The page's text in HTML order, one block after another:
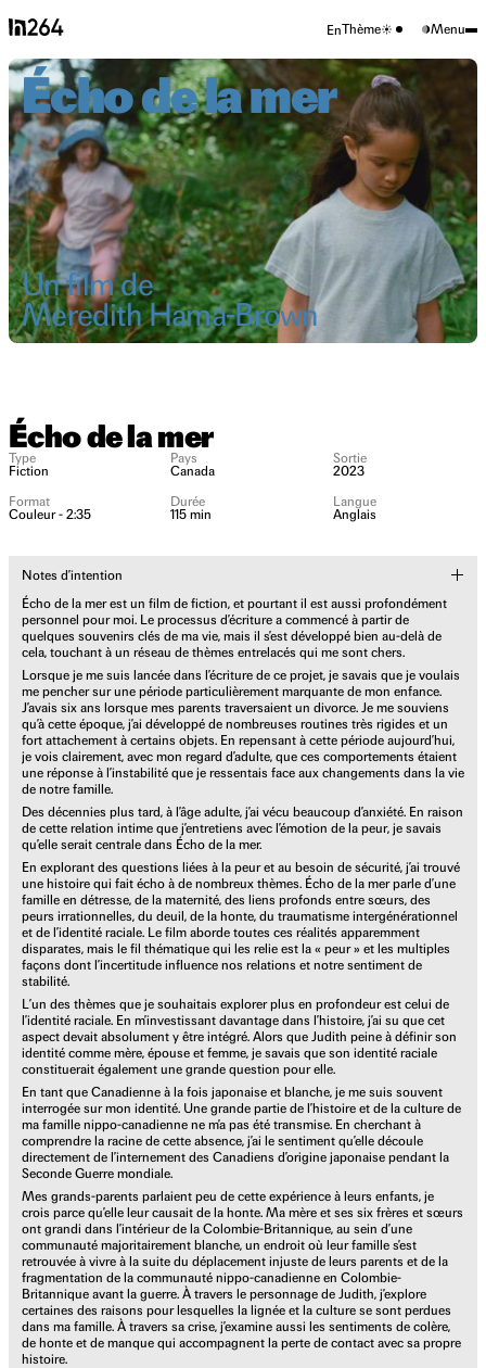
EnThème Menu
Écho de la mer
Un film de
Meredith Hama-Brown
Écho de la mer
Type
Fiction
Pays
Canada
Sortie
2023
Format
Couleur - 2:35
Durée
115 min
Langue
Anglais
Notes d’intention
Écho de la mer est un film de fiction, et pourtant il est aussi profondément
personnel pour moi. Le processus d’écriture a commencé à partir de
quelques souvenirs clés de ma vie, mais il s’est développé bien au-delà de
cela, touchant à un réseau de thèmes entrelacés qui me sont chers.
Lorsque je me suis lancée dans l’écriture de ce projet, je savais que je voulais
me pencher sur une période particulièrement marquante de mon enfance.
J’avais six ans lorsque mes parents traversaient un divorce. Je me souviens
qu’à cette époque, j’ai développé de nombreuses routines très rigides et un
fort attachement à certains objets. En repensant à cette période aujourd’hui,
je vois clairement, avec mon regard d’adulte, que ces comportements étaient
une réponse à l’instabilité que je ressentais face aux changements dans la vie
de notre famille.
Des décennies plus tard, à l’âge adulte, j’ai vécu beaucoup d’anxiété. En raison
de cette relation intime que j’entretiens avec l’émotion de la peur, je savais
qu’elle serait centrale dans Écho de la mer.
En explorant des questions liées à la peur et au besoin de sécurité, j’ai trouvé
une histoire qui fait écho à de nombreux thèmes. Écho de la mer parle d’une
famille en détresse, de la maternité, des liens profonds entre sœurs, des
peurs irrationnelles, du deuil, de la honte, du traumatisme intergénérationnel
et de l’identité raciale. Le film aborde toutes ces réalités apparemment
disparates, mais le fil thématique qui les relie est la « peur » et les multiples
façons dont l’incertitude influence nos relations et notre sentiment de
stabilité.
L’un des thèmes que je souhaitais explorer plus en profondeur est celui de
l’identité raciale. En m’investissant davantage dans l’histoire, j’ai su que cet
aspect devait absolument y être intégré. Alors que Judith peine à définir son
identité comme mère, épouse et femme, je savais que son identité raciale
constituerait également une grande question pour elle.
En tant que Canadienne à la fois japonaise et blanche, je me suis souvent
interrogée sur mon identité. Une grande partie de l’histoire et de la culture de
ma famille nippo-canadienne ne m’a pas été transmise. En cherchant à
comprendre la racine de cette absence, j’ai le sentiment qu’elle découle
directement de l’internement des Canadiens d’origine japonaise pendant la
Seconde Guerre mondiale.
Mes grands-parents parlaient peu de cette expérience à leurs enfants, je
crois parce qu’elle leur causait de la honte. Ma mère et ses six frères et sœurs
ont grandi dans l’intérieur de la Colombie-Britannique, au sein d’une
communauté majoritairement blanche, un endroit où leur famille s’est
retrouvée à vivre à la suite du déplacement injuste de leurs parents et de la
fragmentation de la communauté nippo-canadienne en Colombie-
Britannique avant la guerre. À travers le personnage de Judith, j’explore
certaines des raisons pour lesquelles la lignée et la culture se sont perdues
dans ma famille. À travers sa crise, j’examine aussi les sentiments de colère,
de honte et de manque qui accompagnent la perte de contact avec sa propre
histoire.